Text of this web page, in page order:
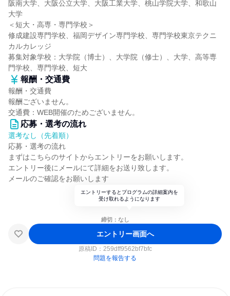
阪南大学、大阪公立大学、大阪工業大学、桃山学院大学、和歌山
大学
＜短大・高専・専門学校＞
修成建設専門学校、福岡デザイン専門学校、専門学校東京テクニ
カルカレッジ
募集対象学校：大学院（博士）、大学院（修士）、大学、高等専
門学校、専門学校、短大
報酬・交通費
報酬・交通費
報酬ございません。
交通費：WEB開催のためございません。
応募・選考の流れ
選考なし（先着順）
応募・選考の流れ
まずはこちらのサイトからエントリーをお願いします。
エントリー後にメールにて詳細をお送り致します。
メールのご確認をお願いします
エントリーするとプログラムの詳細案内を
受け取れるようになります
締切：なし
エントリー画面へ
原稿ID： 259dff9562bf7bfc
問題を報告する